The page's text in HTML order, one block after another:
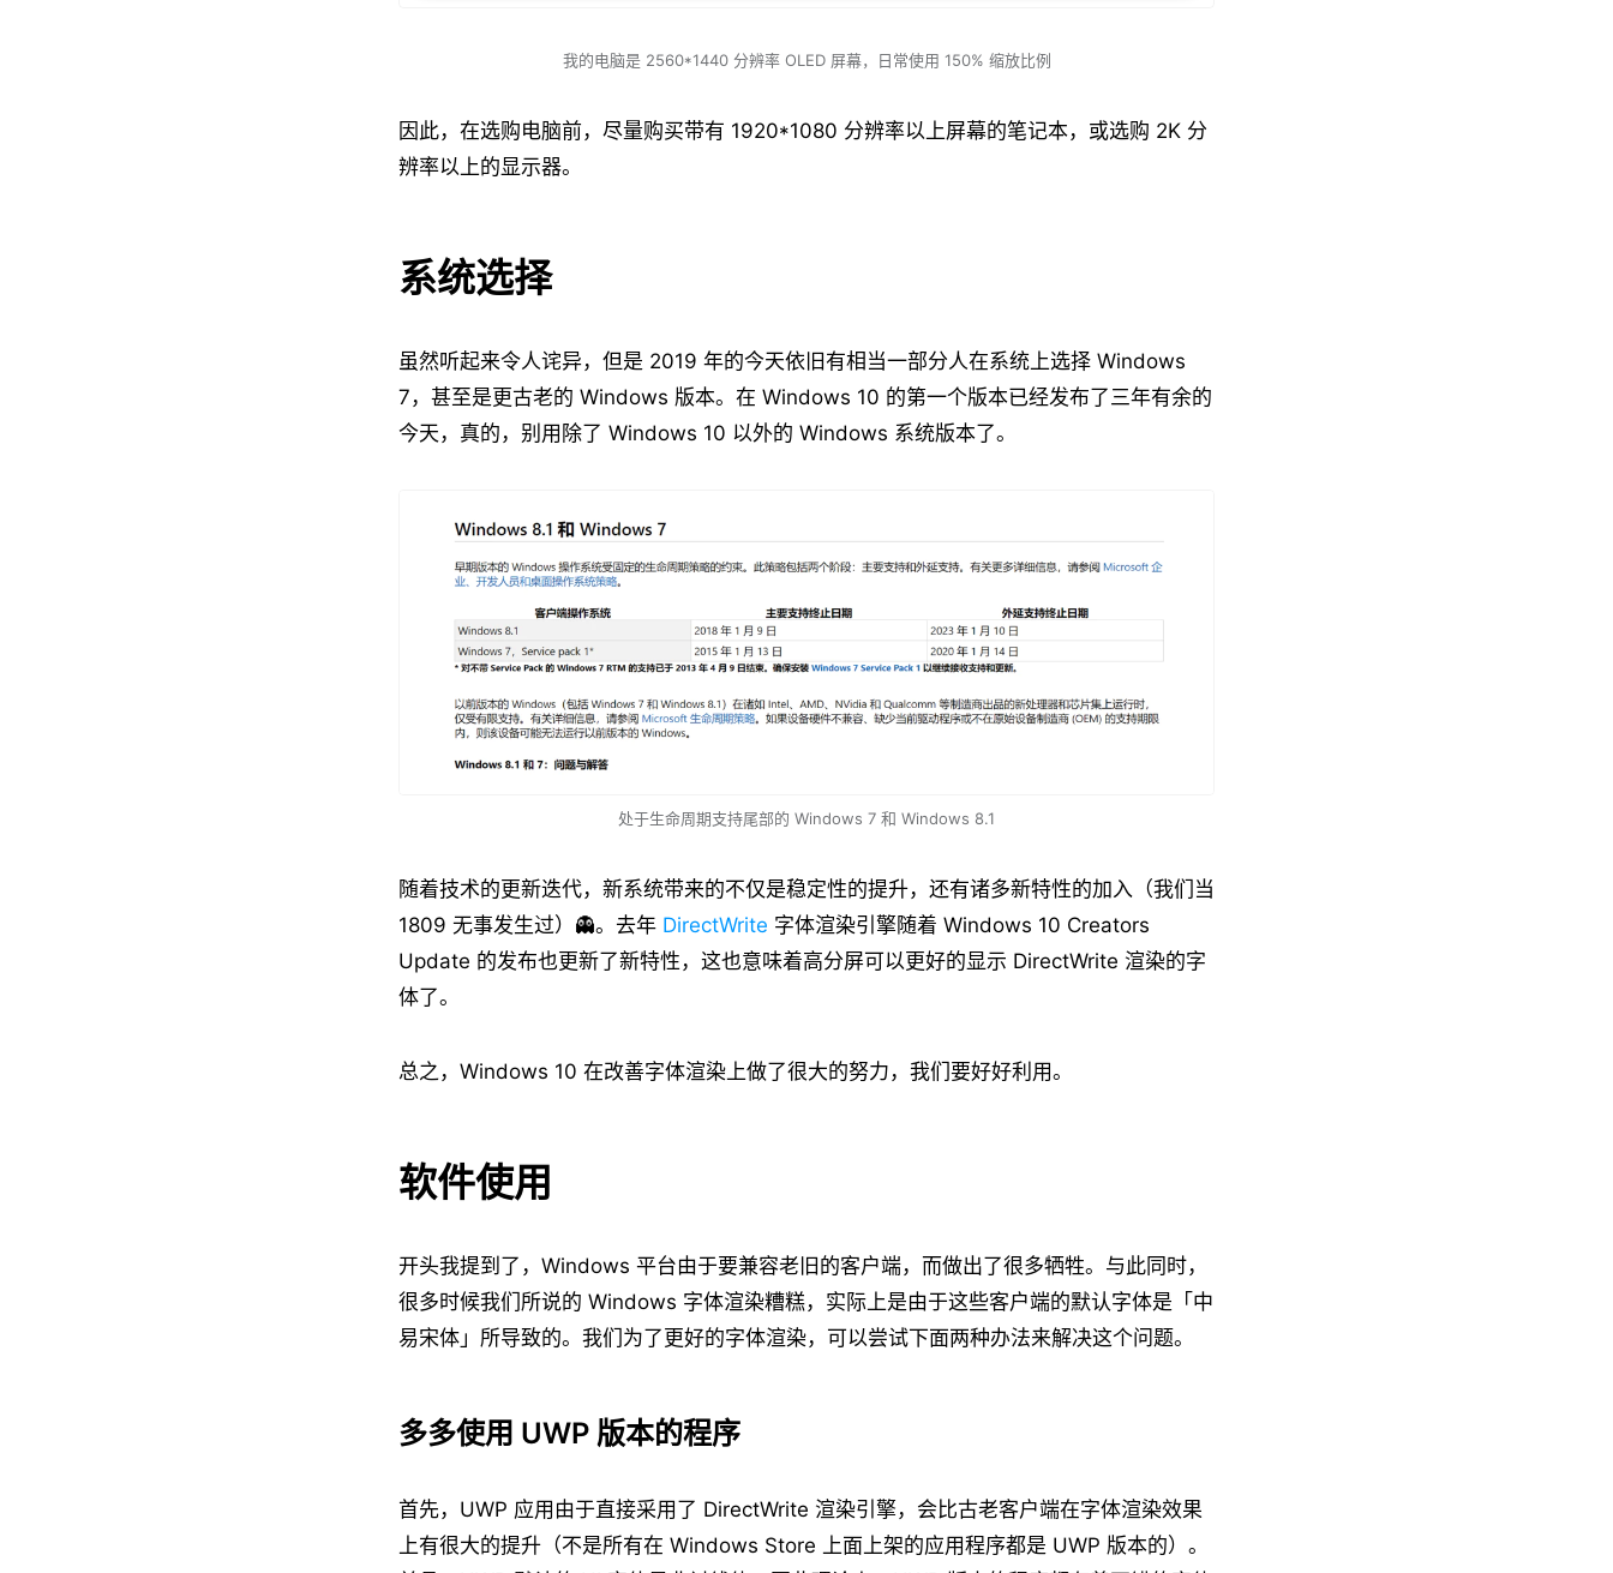
我的电脑是 2560*1440 分辨率 OLED 屏幕，日常使用 150% 缩放比例
因此，在选购电脑前，尽量购买带有 1920*1080 分辨率以上屏幕的笔记本，或选购 2K 分
辨率以上的显示器。
系统选择
虽然听起来令人诧异，但是 2019 年的今天依旧有相当一部分人在系统上选择 Windows
7，甚至是更古老的 Windows 版本。在 Windows 10 的第一个版本已经发布了三年有余的
今天，真的，别用除了 Windows 10 以外的 Windows 系统版本了。
处于生命周期支持尾部的 Windows 7 和 Windows 8.1
随着技术的更新迭代，新系统带来的不仅是稳定性的提升，还有诸多新特性的加入（我们当
1809 无事发生过）👻。去年 DirectWrite 字体渲染引擎随着 Windows 10 Creators
Update 的发布也更新了新特性，这也意味着高分屏可以更好的显示 DirectWrite 渲染的字
体了。
总之，Windows 10 在改善字体渲染上做了很大的努力，我们要好好利用。
软件使用
开头我提到了，Windows 平台由于要兼容老旧的客户端，而做出了很多牺牲。与此同时，
很多时候我们所说的 Windows 字体渲染糟糕，实际上是由于这些客户端的默认字体是「中
易宋体」所导致的。我们为了更好的字体渲染，可以尝试下面两种办法来解决这个问题。
多多使用 UWP 版本的程序
首先，UWP 应用由于直接采用了 DirectWrite 渲染引擎，会比古老客户端在字体渲染效果
上有很大的提升（不是所有在 Windows Store 上面上架的应用程序都是 UWP 版本的）。